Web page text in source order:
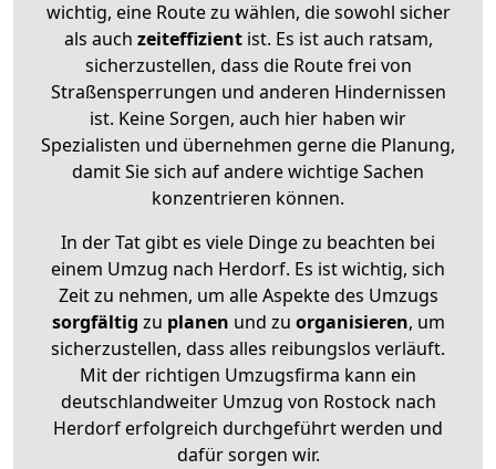
wichtig, eine Route zu wählen, die sowohl sicher
als auch zeiteffizientist. Es ist auch ratsam,
sicherzustellen, dass die Route frei von
Straßensperrungen und anderen Hindernissen
ist. Keine Sorgen, auch hier haben wir
Spezialisten und übernehmen gerne die Planung,
damit Sie sich auf andere wichtige Sachen
konzentrieren können.
In der Tat gibt es viele Dinge zu beachten bei
einem Umzug nach Herdorf. Es ist wichtig, sich
Zeit zu nehmen, um alle Aspekte des Umzugs
sorgfältig zu planen und zu organisieren, um
sicherzustellen, dass alles reibungslos verläuft.
Mit der richtigen Umzugsfirma kann ein
deutschlandweiter Umzug von Rostock nach
Herdorf erfolgreich durchgeführt werden und
dafür sorgen wir.